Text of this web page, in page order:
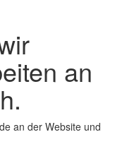
an
an der Website und